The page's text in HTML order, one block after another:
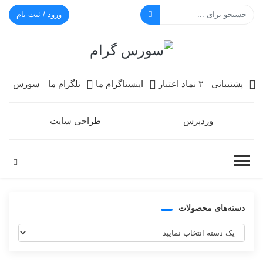
ورود / ثبت نام
پشتیبانی ۳ نماد اعتبار اینستاگرام ما تلگرام ما سورس
وردپرس طراحی سایت
دسته‌های محصولات